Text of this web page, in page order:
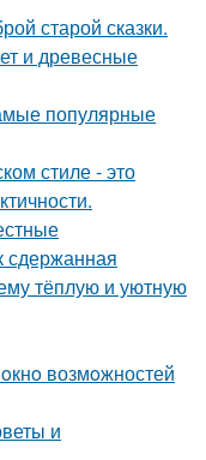
старой сказки.
и древесные
популярные
стиле - это
сдержанная
тёплую и уютную
возмoжностей
и